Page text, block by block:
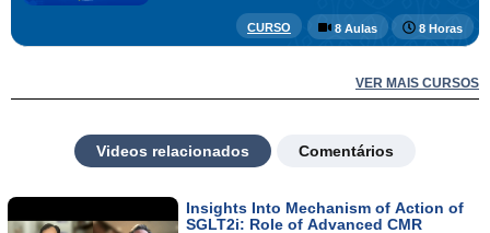
CURSO 8 Aulas 8 Horas
VER MAIS CURSOS
Videos relacionados Comentários
Insights Into Mechanism of Action of
SGLT2i: Role of Advanced CMR